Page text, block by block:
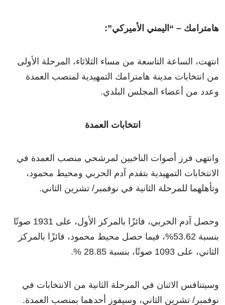
هامترامك – “اليمني الأميركي”:
انتهت، الساعة التاسعة من مساء الثلاثاء، المرحلة الأولى
من انتخابات مدينة هامترامك التمهيدية لمنصب العمدة
وعدد من أعضاء المجلس البلدي.
انتخابات العمدة
وانتهى فرز أصوات الناخبين لمرشحي منصب العمدة في
الانتخابات التمهيدية بتقدم آدم الحربي ومحيط محمود،
وتأهلهما للمرحلة الثانية في نوفمبر/ تشرين الثاني.
وحصل آدم الحربي، فائزًا بالمركز الأول، على 1931 صوتًا
بنسبة 53.62%، فيما حصل محيط محمود، فائزًا بالمركز
الثاني، على 1093 صوتًا، بنسبة 28.85 %.
وسيتنافس الاثنان في المرحلة الثانية من الانتخابات في
نوفمبر/ تشرين الثاني، وسيفوز أحدهما بمنصب العمدة.